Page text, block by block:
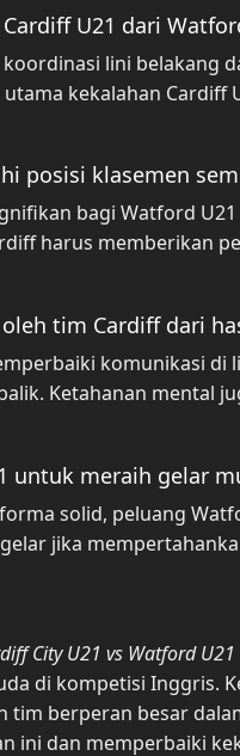
U21 dari
lini belakang
kekalahan
posisi klasemen
bagi Watford
harus memberikan
tim Cardiff dari
komunikasi
Ketahanan mental
untuk meraih gelar
solid, peluang
jika
City U21 vs Watford
di kompetisi Inggris.
tim berperan besar
ini dan memperbaiki